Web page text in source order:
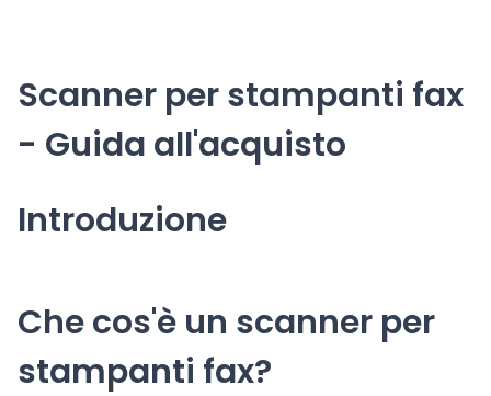
Scanner per stampanti fax
- Guida all'acquisto
Introduzione
Che cos'è un scanner per
stampanti fax?